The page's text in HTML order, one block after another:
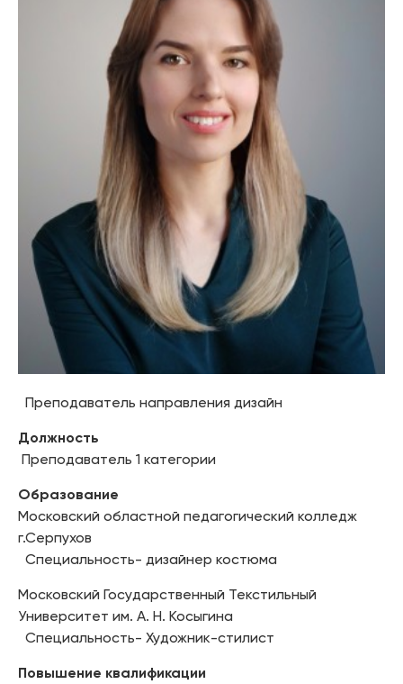
Преподаватель направления дизайн
Должность
Преподаватель 1 категории
Образование
Московский областной педагогический колледж
г.Серпухов
Специальность- дизайнер костюма
Московский Государственный Текстильный
Университет им. А. Н. Косыгина
Специальность- Художник-стилист
Повышение квалификации